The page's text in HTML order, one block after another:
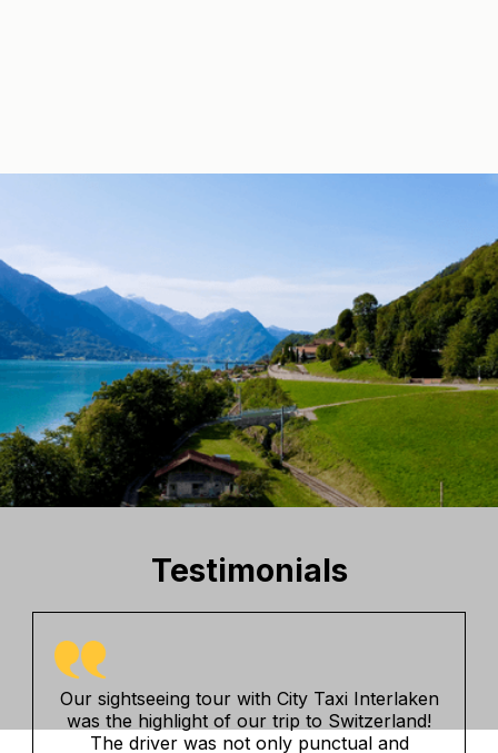
Testimonials
Our sightseeing tour with City Taxi Interlaken
was the highlight of our trip to Switzerland!
The driver was not only punctual and